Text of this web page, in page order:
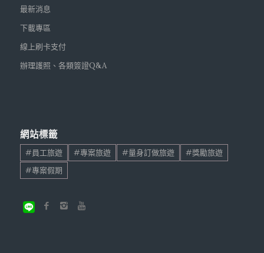
最新消息
下載專區
線上刷卡支付
辦理護照、各類簽證Q&A
網站標籤
#員工旅遊
#專案旅遊 #量身訂做旅遊
#獎勵旅遊
#專案假期